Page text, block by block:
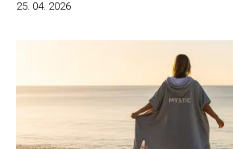
25. 04. 2026